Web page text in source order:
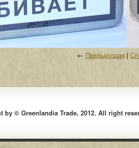
← Предыдущая|
by © Greenlandia Trade, 2012. All right